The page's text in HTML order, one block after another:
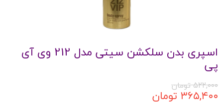
اسپری بدن سلکشن سیتی مدل 212 وی آی
پی
۵۲۲,۰۰۰ تومان
۳۶۵,۴۰۰ تومان